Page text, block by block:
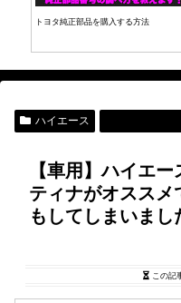
【LINE証券】初心者が投資にチャレン
ハイエース
【車用】ハイエ
ティナがオススメ
もしてしまいまし
この記